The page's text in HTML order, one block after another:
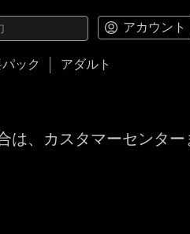
アカウント
ック アダルト
は、カスタマーセンタ